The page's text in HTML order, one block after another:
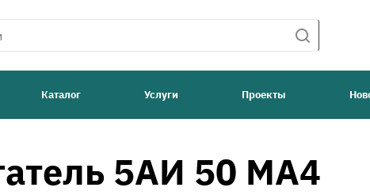
Каталог Услуги Проекты
5АИ 50 МА4